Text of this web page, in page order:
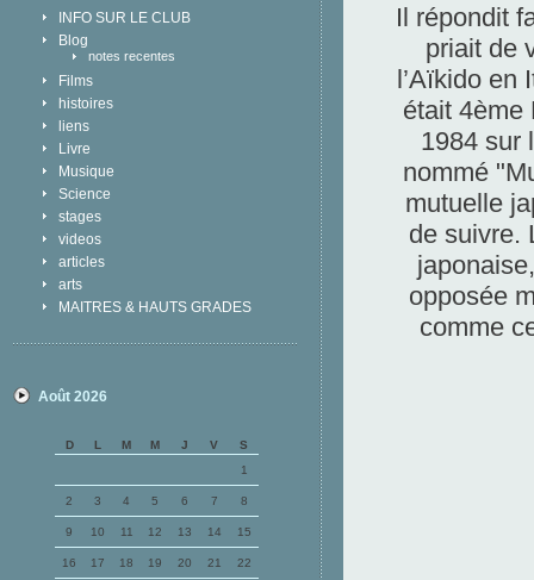
INFO SUR LE CLUB
Blog
notes recentes
Films
histoires
liens
Livre
Musique
Science
stages
videos
articles
arts
MAITRES & HAUTS GRADES
Août 2026
D L M M J V
S
1
2 3 4 5 6 7 8
9 10 11 12 13 14 15
16 17 18 19 20 21 22
Il répondit
priait de
l’Aïkido en
était 4ème
1984 sur
nommé
mutuelle
de suivre.
opposée
comme